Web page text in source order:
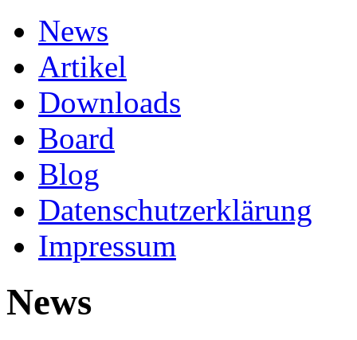
News
Artikel
Downloads
Board
Blog
Datenschutzerklärung
Impressum
News